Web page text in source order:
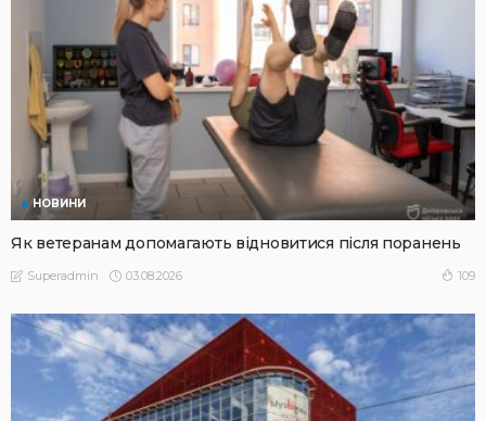
НОВИНИ
Як ветеранам допомагають відновитися після поранень
Superadmin 03.08.2026 109